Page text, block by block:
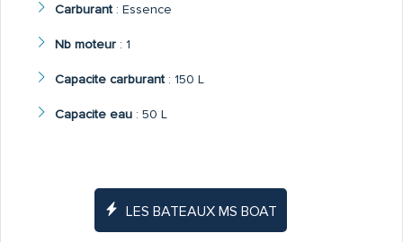
Carburant: Essence
Nb moteur: 1
Capacite carburant: 150 L
Capacite eau: 50 L
LES BATEAUX MS BOAT